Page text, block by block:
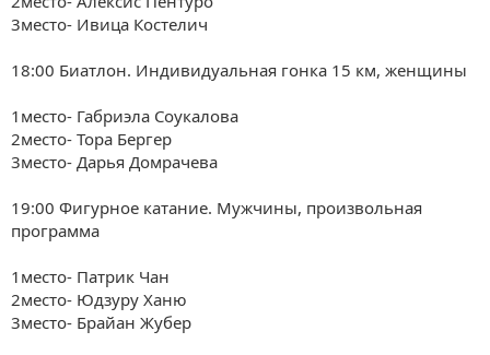
3место- Ивица Костелич
18:00 Биатлон. Индивидуальная гонка 15 км, женщины
1место- Габриэла Соукалова
2место- Тора Бергер
3место- Дарья Домрачева
19:00 Фигурное катание. Мужчины, произвольная
программа
1место- Патрик Чан
2место- Юдзуру Ханю
3место- Брайан Жубер